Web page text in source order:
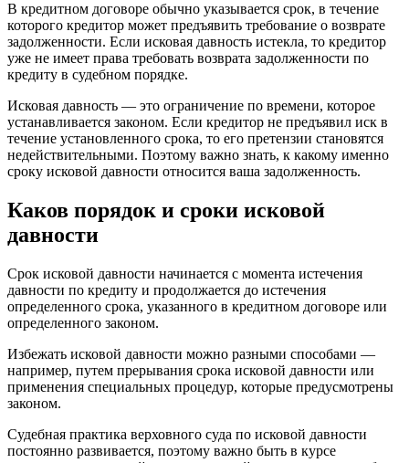
В кредитном договоре обычно указывается срок, в течение
которого кредитор может предъявить требование о возврате
задолженности. Если исковая давность истекла, то кредитор
уже не имеет права требовать возврата задолженности по
кредиту в судебном порядке.
Исковая давность — это ограничение по времени, которое
устанавливается законом. Если кредитор не предъявил иск в
течение установленного срока, то его претензии становятся
недействительными. Поэтому важно знать, к какому именно
сроку исковой давности относится ваша задолженность.
Каков порядок и сроки исковой
давности
Срок исковой давности начинается с момента истечения
давности по кредиту и продолжается до истечения
определенного срока, указанного в кредитном договоре или
определенного законом.
Избежать исковой давности можно разными способами —
например, путем прерывания срока исковой давности или
применения специальных процедур, которые предусмотрены
законом.
Судебная практика верховного суда по исковой давности
постоянно развивается, поэтому важно быть в курсе